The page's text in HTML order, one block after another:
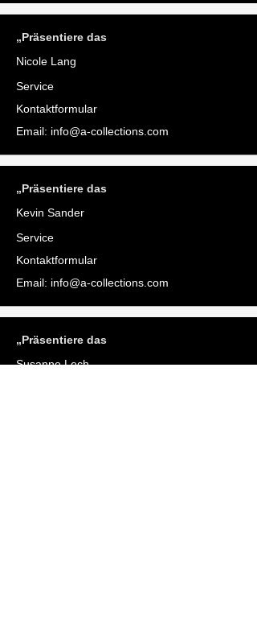
„Präsentiere das
Nicole Lang
Service
Kontaktformular
Email: info@a-collections.com
„Präsentiere das
Kevin Sander
Service
Kontaktformular
Email: info@a-collections.com
„Präsentiere das
Susanne Lech